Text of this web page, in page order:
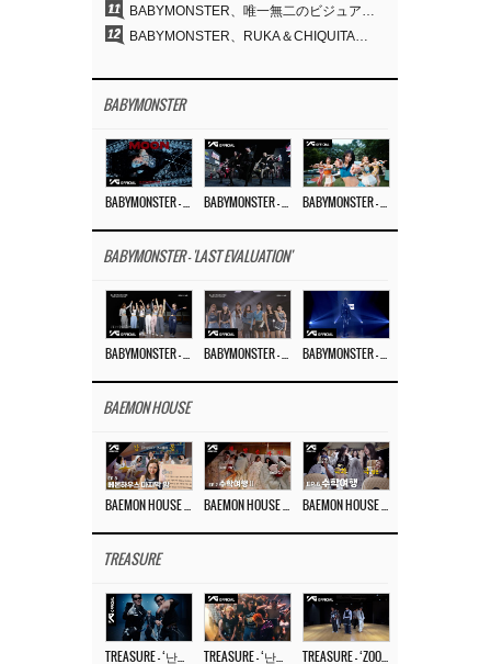
11 BABYMONSTER、唯一無二のビジュアルと圧倒的な表現力…『MOON』
12 BABYMONSTER、RUKA＆CHIQUITAの「MOON」ビジュアルを公開…洗練されたカリスマ性・ユニークなビジュアル
BABYMONSTER
BABYMONSTER - 'LAST EVALUATION'
BAEMON HOUSE
TREASURE